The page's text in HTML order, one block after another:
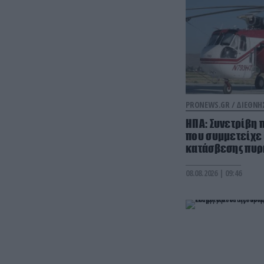
PRONEWS.GR /
ΗΠΑ: Συνετρίβη
που
κατάσβεσης
08.08.2026 | 09:46